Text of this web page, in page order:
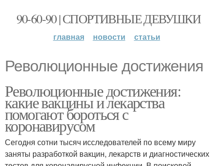
90-60-90 | СПОРТИВНЫЕ ДЕВУШКИ
главная новости статьи
Революционные достижения
Революционные достижения:
какие вакцины и лекарства
помогают бороться с
коронавирусом
Сегодня сотни тысяч исследователей по всему миру
заняты разработкой вакцин, лекарств и диагностических